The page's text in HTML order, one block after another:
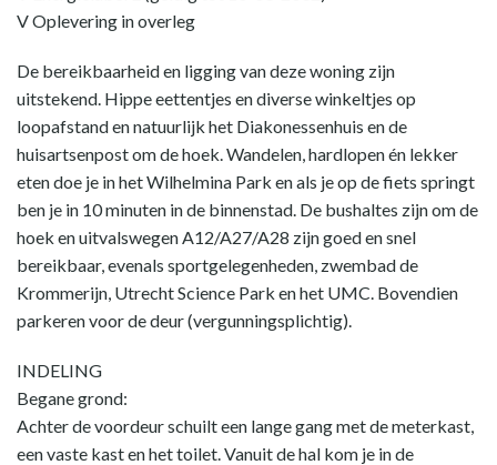
V Oplevering in overleg
De bereikbaarheid en ligging van deze woning zijn
uitstekend. Hippe eettentjes en diverse winkeltjes op
loopafstand en natuurlijk het Diakonessenhuis en de
huisartsenpost om de hoek. Wandelen, hardlopen én lekker
eten doe je in het Wilhelmina Park en als je op de fiets springt
ben je in 10 minuten in de binnenstad. De bushaltes zijn om de
hoek en uitvalswegen A12/A27/A28 zijn goed en snel
bereikbaar, evenals sportgelegenheden, zwembad de
Krommerijn, Utrecht Science Park en het UMC. Bovendien
parkeren voor de deur (vergunningsplichtig).
INDELING
Begane grond:
Achter de voordeur schuilt een lange gang met de meterkast,
een vaste kast en het toilet. Vanuit de hal kom je in de